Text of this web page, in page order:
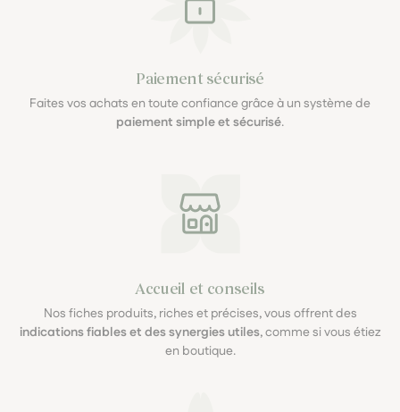
Paiement sécurisé
Faites vos achats en toute confiance grâce à un système de
paiement simple et sécurisé.
Accueil et conseils
Nos fiches produits, riches et précises, vous offrent des
indications fiables et des synergies utiles, comme si vous étiez
en boutique.